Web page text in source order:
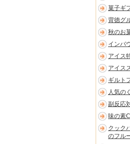
菓子ギ
背徳グ
秋のお
インバ
アイス
アイス
ギルト
人気の
副反応
味の素
クック
のフル